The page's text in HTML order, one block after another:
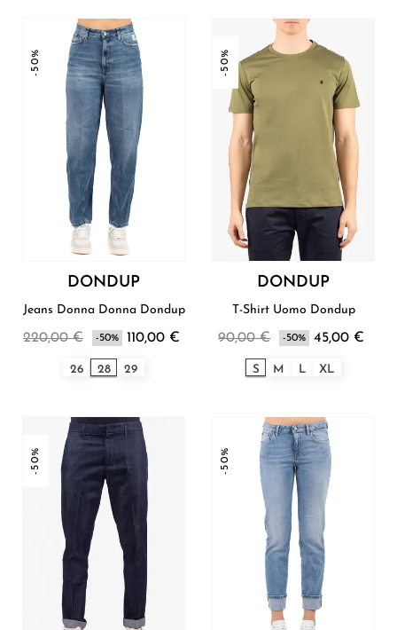
-50%
DONDUP
Jeans Donna Donna Dondup
220,00 € -50% 110,00 €
26 28 29
-50%
DONDUP
T-Shirt Uomo Dondup
90,00 € -50% 45,00 €
S M L XL
-50% -50%